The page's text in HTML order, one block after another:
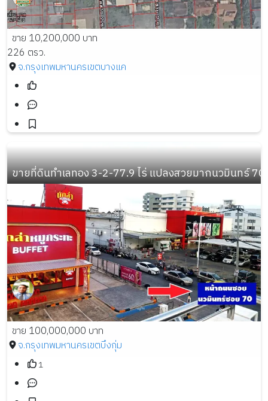
ขาย 10,200,000 บาท
226 ตรว.
จ.กรุงเทพมหานครเขตบางแค
ขายที่ดินทำเลทอง 3-2-77.9 ไร่ แปลงสวยมากนวมินทร์
ขาย 100,000,000 บาท
จ.กรุงเทพมหานครเขตบึงกุ่ม
1